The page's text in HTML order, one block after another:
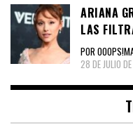
ARIANA
LAS
POR
28 DE JULIO